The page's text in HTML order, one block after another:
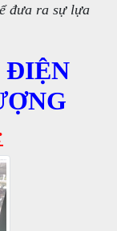
đưa ra sự lựa
ĐIỆN